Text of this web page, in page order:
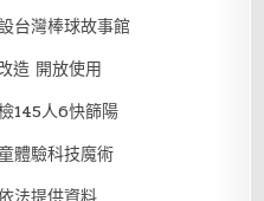
台灣棒球故事館
造 開放使用
145人6快篩陽
體驗科技魔術